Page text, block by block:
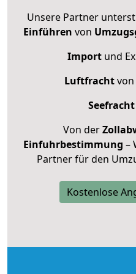
Unsere Partner
Einführen von
Import und
Luftfracht
Seefracht
Von der
Einfuhrbestimmung –
Partner für den
Kostenlose